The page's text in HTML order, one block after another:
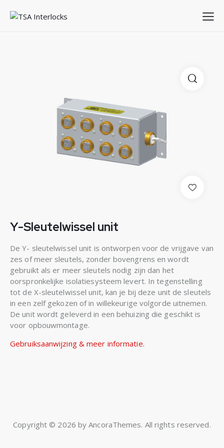
Y-Sleutelwissel unit
De Y- sleutelwissel unit is ontworpen voor de vrijgave van
zes of meer sleutels, zonder bovengrens en wordt
gebruikt als er meer sleutels nodig zijn dan het
oorspronkelijke isolatiesysteem levert. In tegenstelling
tot de X-sleutelwissel unit, kan je bij deze unit de sleutels
in een zelf gekozen of in willekeurige volgorde uitnemen.
De unit wordt geleverd in een behuizing die geschikt is
voor opbouwmontage.
Gebruiksaanwijzing & meer informatie.
Copyright © 2026 by AncoraThemes. All rights reserved.